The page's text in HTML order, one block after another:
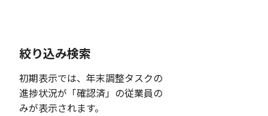
絞り込み検索
初期表示では、年末調整タスクの
進捗状況が「確認済」の従業員の
みが表示されます。